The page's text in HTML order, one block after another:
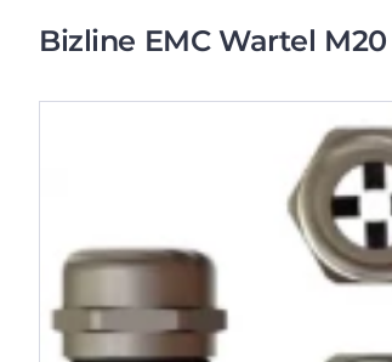
Bizline EMC Wartel